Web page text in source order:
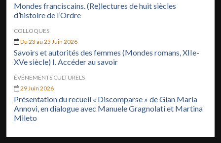
Mondes franciscains. (Re)lectures de huit siècles
d’histoire de l’Ordre
COLLOQUES
Du 23 au 25 Juin 2026
Savoirs et autorités des femmes (Mondes romans, XIIe-
XVe siècle) I. Accéder au savoir
ÉVÉNEMENTS CULTURELS
29 Juin 2026
Présentation du recueil « Discomparse » de Gian Maria
Annovi, en dialogue avec Manuele Gragnolati et Martina
Mileto